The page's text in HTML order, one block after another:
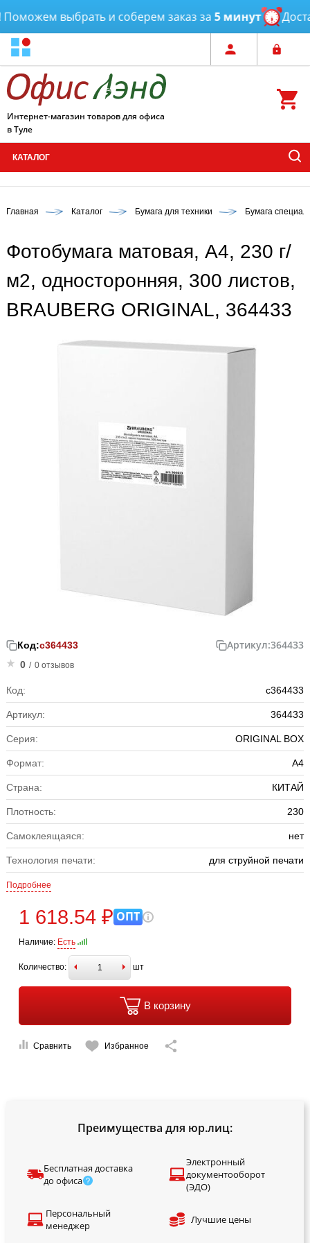
выбрать и соберем заказ за5 минут
Интернет-магазин товаров для офиса
в Туле
КАТАЛОГ
Главная Каталог Бумага для техники Бумага
Фотобумага матовая, А4, 230 г/
м2, односторонняя, 300 листов,
BRAUBERG ORIGINAL, 364433
Код:с364433 Артикул:364433
0 / 0 отзывов
Код: с364433
Артикул: 364433
Серия: ORIGINAL BOX
Формат: А4
Страна: КИТАЙ
Плотность: 230
Самоклеящаяся: нет
Технология печати: для струйной печати
Подробнее
1 618.54 ₽ ОПТ
Наличие: Есть
Количество: шт
В корзину
Сравнить Избранное
Преимущества для юр.лиц:
Бесплатная доставка
до офиса
Электронный
документооборот
(ЭДО)
Персональный
менеджер
Лучшие цены